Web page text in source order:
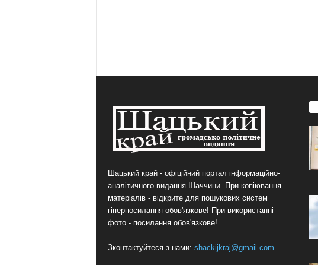
Шацький край - офіційний портал інформаційно-
аналітичного видання Шаччини. При копіювання
матеріалів - відкрите для пошукових систем
гіперпосилання обов'язкове! При використанні
фото - посилання обов'язкове!
Зконтактуйтеся з нами: shackijkraj@gmail.com